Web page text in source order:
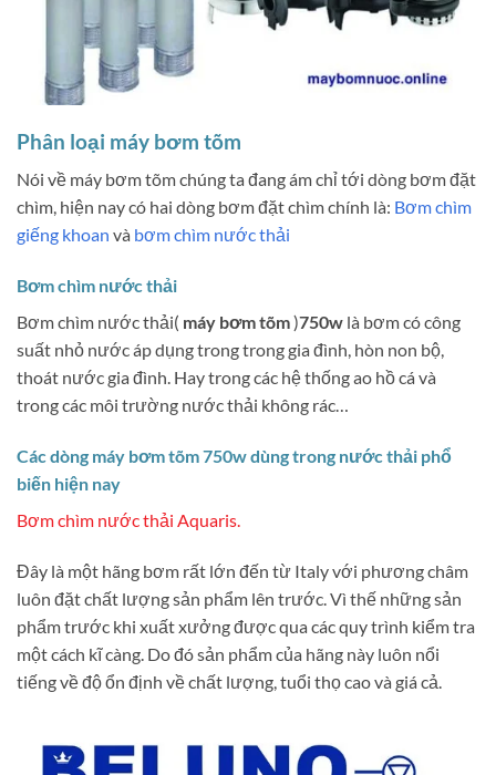
Phân loại máy bơm tõm
Nói về máy bơm tõm chúng ta đang ám chỉ tới dòng bơm đặt
chìm, hiện nay có hai dòng bơm đặt chìm chính là: Bơm chìm
giếng khoan và bơm chìm nước thải
Bơm chìm nước thải
Bơm chìm nước thải( máy bơm tõm)750w là bơm có công
suất nhỏ nước áp dụng trong trong gia đình, hòn non bộ,
thoát nước gia đình. Hay trong các hệ thống ao hồ cá và
trong các môi trường nước thải không rác…
Các dòng máy bơm tõm 750w dùng trong nước thải phổ
biến hiện nay
Bơm chìm nước thải Aquaris.
Đây là một hãng bơm rất lớn đến từ Italy với phương châm
luôn đặt chất lượng sản phẩm lên trước. Vì thế những sản
phẩm trước khi xuất xưởng được qua các quy trình kiểm tra
một cách kĩ càng. Do đó sản phẩm của hãng này luôn nổi
tiếng về độ ổn định về chất lượng, tuổi thọ cao và giá cả.